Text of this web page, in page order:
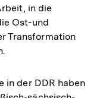
in die
Ost-und
Transformation
in der DDR haben